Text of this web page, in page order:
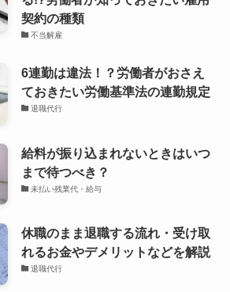
契約の種類
不当解雇
6連勤は違法！？労働者がおさえ
ておきたい労働基準法の連勤規定
退職代行
給料が振り込まれないときはいつ
まで待つべき？
未払い残業代・給与
休職のまま退職する流れ・受け取
れるお金やデメリットなどを解説
退職代行